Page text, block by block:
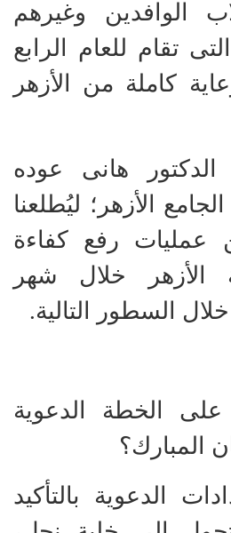
الوافدين وغيرهم
تقام للعام الرابع
كاملة من الأزهر
هانى عوده
الأزهر؛ ليُطلعنا
رفع كفاءة
الأزهر خلال شهر
السطور التالية.
على الخطة الدعوية
المبارك؟
الدعوية بالتأكيد